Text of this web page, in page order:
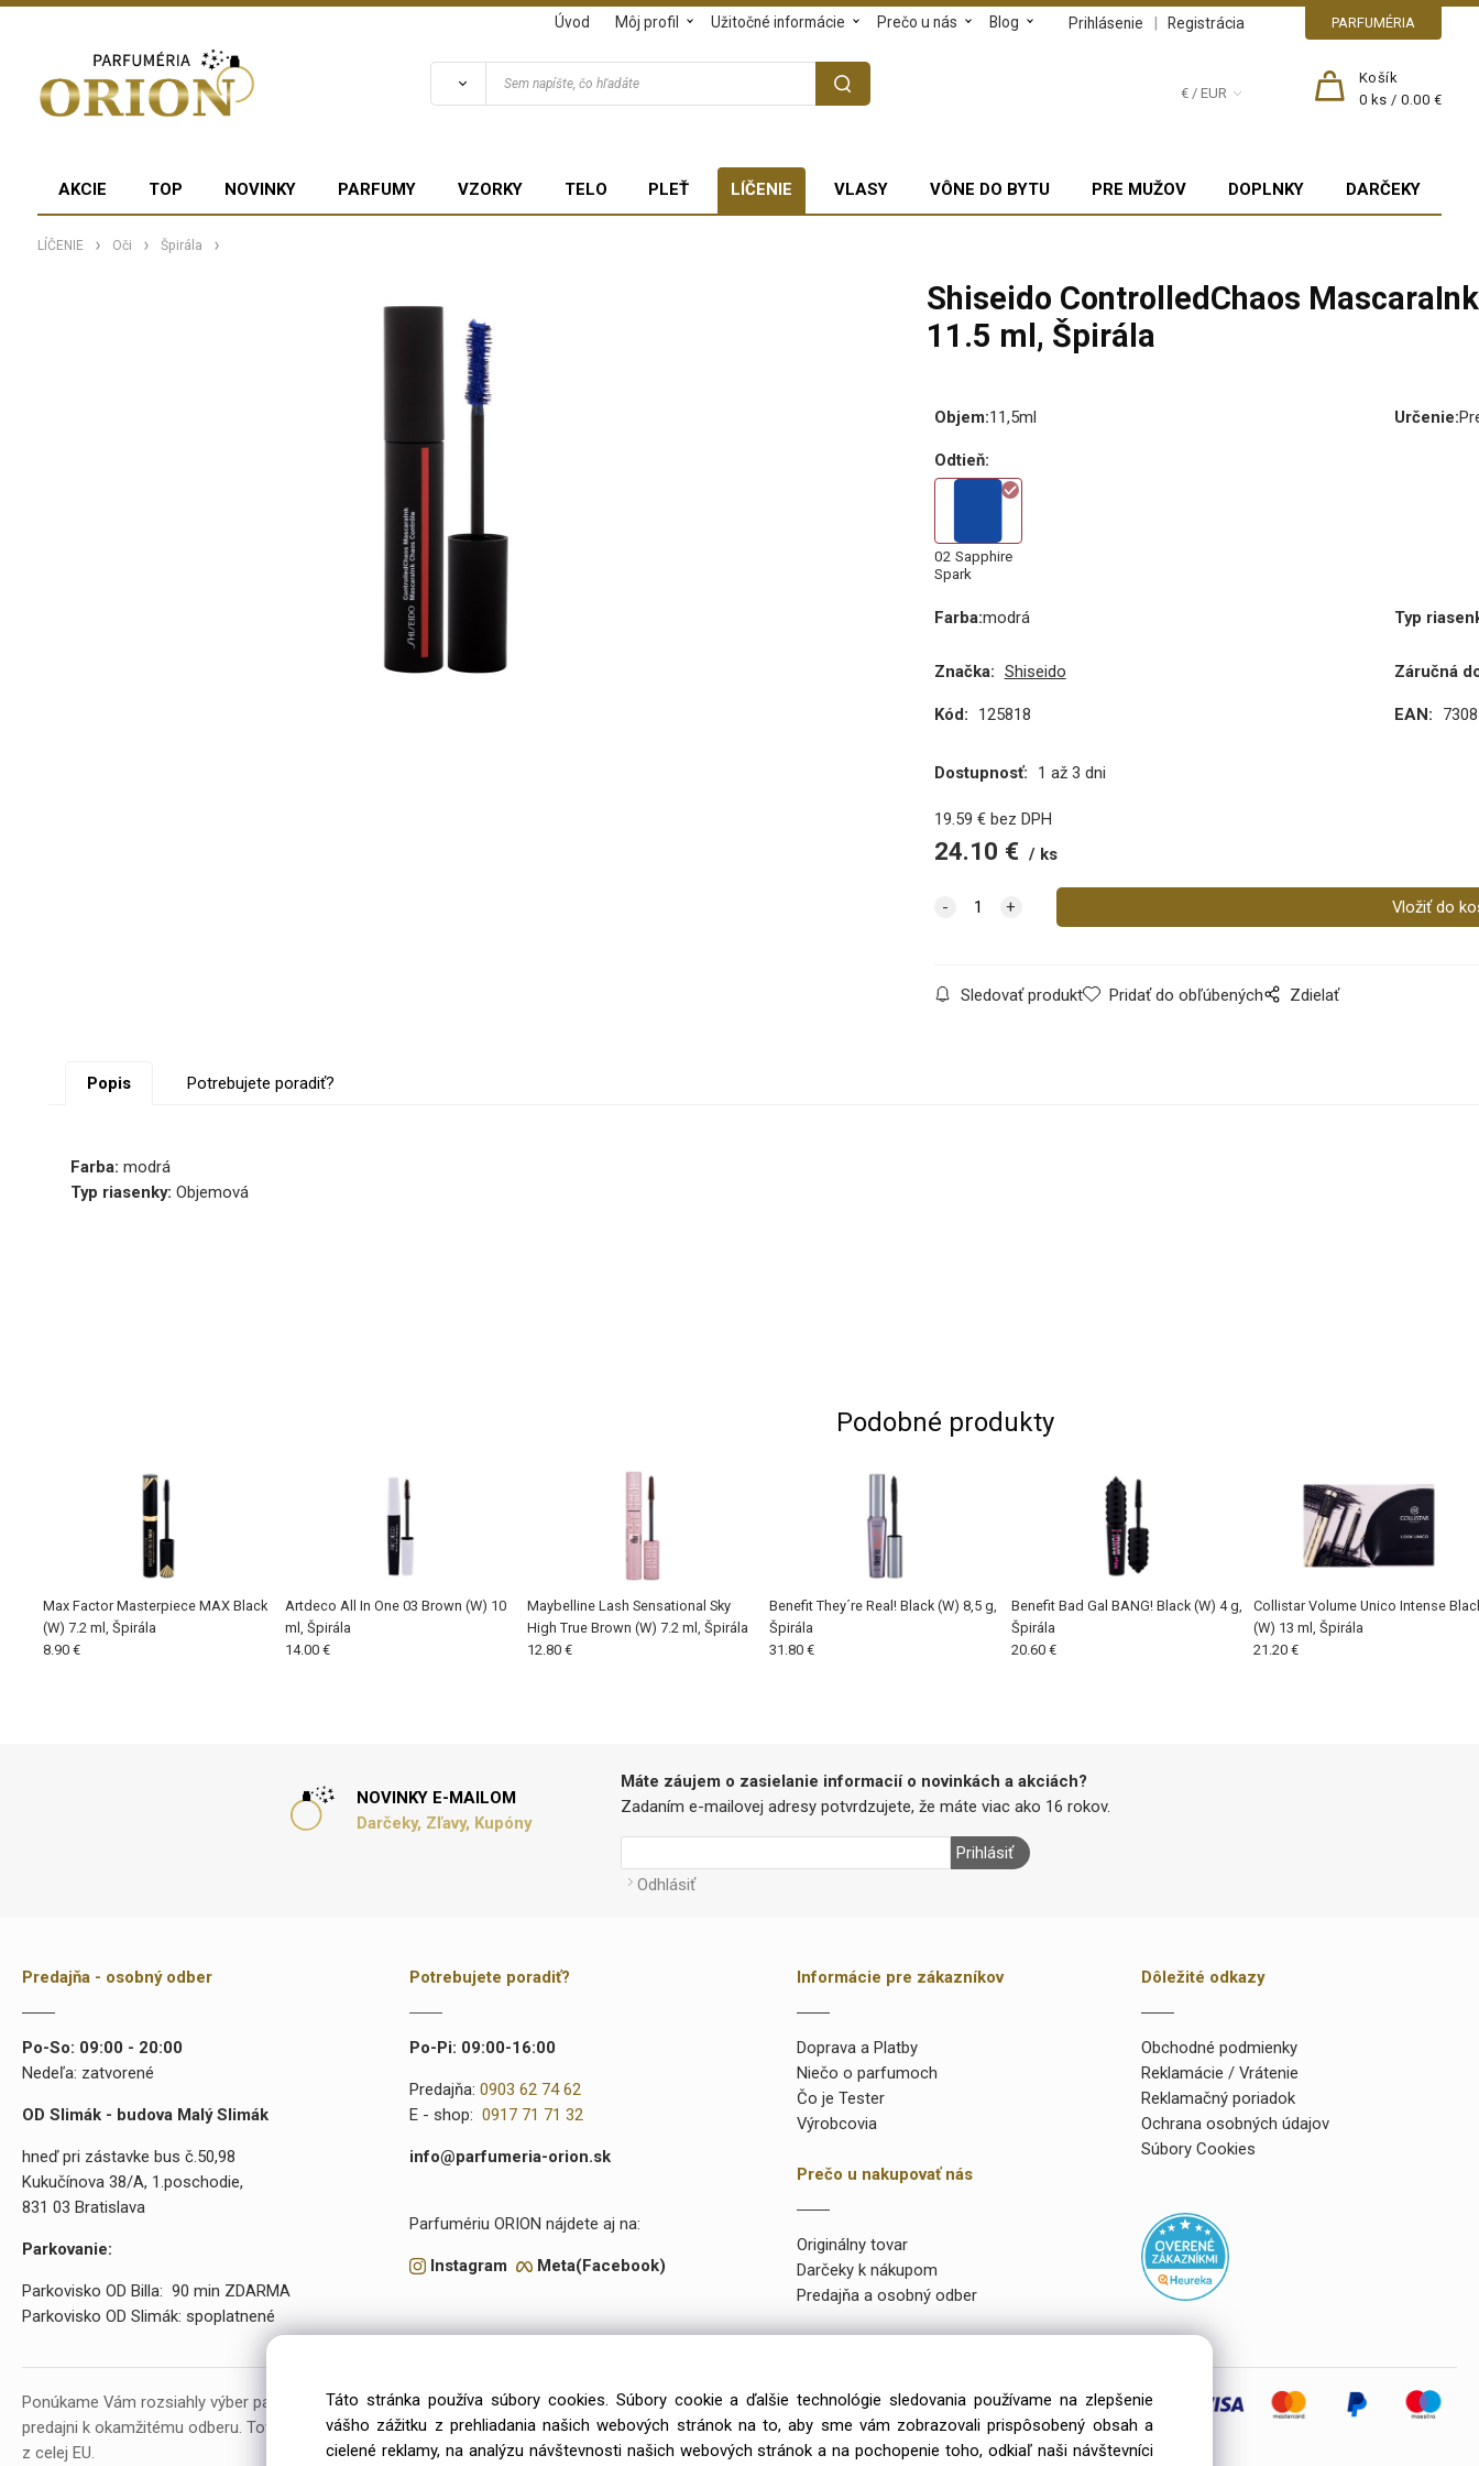
PARFUMÉRIA
Prihlásenie | Registrácia
Úvod Môj profil Užitočné informácie Prečo u nás Blog
€ / EUR
Košík
0 ks /0.00 €
AKCIE TOP NOVINKY PARFUMY VZORKY TELO PLEŤ LÍČENIE VLASY VÔNE DO BYTU PRE MUŽOV DOPLNKY DARČEKY
LÍČENIE Oči Špirála
Shiseido ControlledChaos
11.5 ml, Špirála
Objem:11,5ml Určenie:
Odtieň:
02 Sapphire
Spark
Farba:modrá Typ
Značka: Shiseido Záručná
Kód: 125818 EAN:
Dostupnosť: 1 až 3 dni
19.59 € bez DPH
24.10 € ks
Sledovať produkt Pridať do obľúbených Zdielať
Popis Potrebujete poradiť?
Farba: modrá
Typ riasenky: Objemová
Podobné produkty
Max Factor Masterpiece MAX Black
(W) 7.2 ml, Špirála
8.90 €
Artdeco All In One 03 Brown (W) 10
ml, Špirála
14.00 €
Maybelline Lash Sensational Sky
High True Brown (W) 7.2 ml, Špirála
12.80 €
Benefit They´re Real! Black (W) 8,5 g,
Špirála
31.80 €
Benefit Bad Gal BANG! Black (W) 4 g,
Špirála
20.60 €
Collistar Volume Unico Intense
(W) 13 ml, Špirála
21.20 €
NOVINKY E-MAILOM
Darčeky, Zľavy, Kupóny
Máte záujem o zasielanie informacií o novinkách a akciách?
Zadaním e-mailovej adresy potvrdzujete, že máte viac ako 16 rokov.
Prihlásiť
Odhlásiť
Predajňa - osobný odber
Po-So: 09:00 - 20:00
Nedeľa: zatvorené
OD Slimák - budova Malý Slimák
hneď pri zástavke bus č.50,98
Kukučínova 38/A, 1.poschodie,
831 03 Bratislava
Parkovanie:
Parkovisko OD Billa: 90 min ZDARMA
Parkovisko OD Slimák: spoplatnené
Potrebujete poradiť?
Po-Pi: 09:00-16:00
Predajňa:0903 62 74 62
E - shop:0917 71 71 32
info@parfumeria-orion.sk
Parfumériu ORION nájdete aj na:
Instagram Meta(Facebook)
Informácie pre zákazníkov
Doprava a Platby
Niečo o parfumoch
Čo je Tester
Výrobcovia
Prečo u nakupovať nás
Originálny tovar
Darčeky k nákupom
Predajňa a osobný odber
Dôležité odkazy
Obchodné podmienky
Reklamácie / Vrátenie
Reklamačný poriadok
Ochrana osobných údajov
Súbory Cookies
Ponúkame Vám rozsiahly výber parfumov a kozmetiky. V našej ponuke máme takmer 15 000 rôznych položiek a vyše 2000 priamo na
predajni k okamžitému odberu. Tovar objednávame už od roku 2099 výlučne iba u preverených a kvalitných veľkoobchodných dodávateľov
z celej EU.
Táto stránka používa súbory cookies. Súbory cookie a ďalšie technológie sledovania používame na zlepšenie
vášho zážitku z prehliadania našich webových stránok na to, aby sme vám zobrazovali prispôsobený obsah a
cielené reklamy, na analýzu návštevnosti našich webových stránok a na pochopenie toho, odkiaľ naši návštevníci